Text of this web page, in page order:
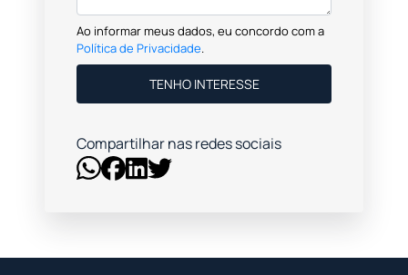
Ao informar meus dados, eu concordo com a
Política de Privacidade.
TENHO INTERESSE
Compartilhar nas redes sociais